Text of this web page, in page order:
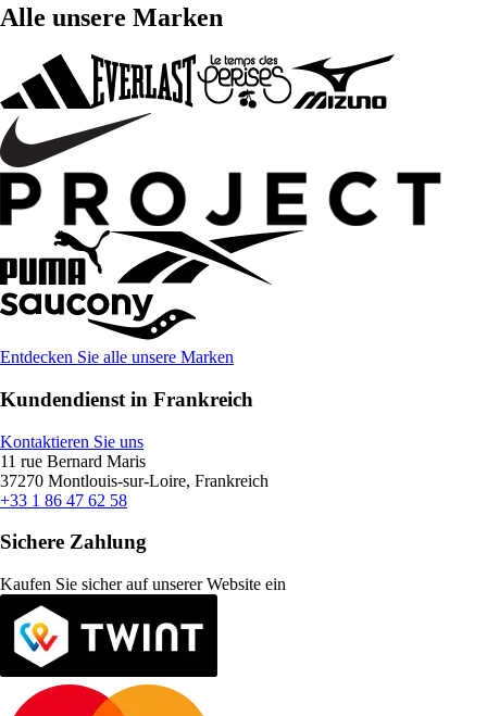
Alle unsere Marken
Entdecken Sie alle unsere Marken
Kundendienst in Frankreich
Kontaktieren Sie uns
11 rue Bernard Maris
37270 Montlouis-sur-Loire, Frankreich
+33 1 86 47 62 58
Sichere Zahlung
Kaufen Sie sicher auf unserer Website ein